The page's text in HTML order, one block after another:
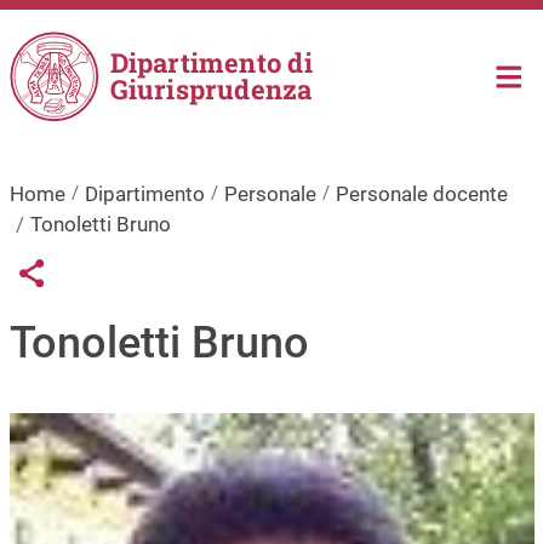
Salta al contenuto principale
Dipartimento di
Giurisprudenza
Home Dipartimento Personale
Personale docente
Tonoletti Bruno
Links condivisione social
Share button
Tonoletti Bruno
Immagine